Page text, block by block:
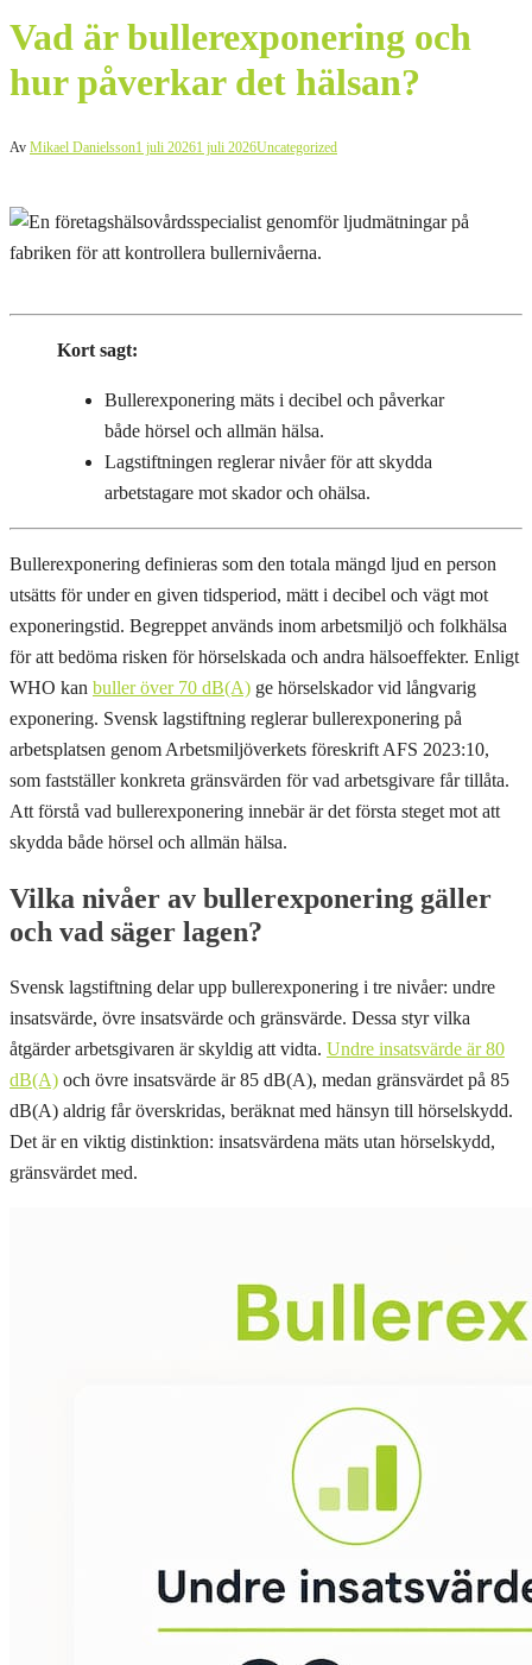
Vad är bullerexponering och
hur påverkar det hälsan?
Av Mikael Danielsson1 juli 20261 juli 2026Uncategorized
Kort sagt:
Bullerexponering mäts i decibel och påverkar
både hörsel och allmän hälsa.
Lagstiftningen reglerar nivåer för att skydda
arbetstagare mot skador och ohälsa.
Bullerexponering definieras som den totala mängd ljud en person
utsätts för under en given tidsperiod, mätt i decibel och vägt mot
exponeringstid. Begreppet används inom arbetsmiljö och folkhälsa
för att bedöma risken för hörselskada och andra hälsoeffekter. Enligt
WHO kan buller över 70 dB(A) ge hörselskador vid långvarig
exponering. Svensk lagstiftning reglerar bullerexponering på
arbetsplatsen genom Arbetsmiljöverkets föreskrift AFS 2023:10,
som fastställer konkreta gränsvärden för vad arbetsgivare får tillåta.
Att förstå vad bullerexponering innebär är det första steget mot att
skydda både hörsel och allmän hälsa.
Vilka nivåer av bullerexponering gäller
och vad säger lagen?
Svensk lagstiftning delar upp bullerexponering i tre nivåer: undre
insatsvärde, övre insatsvärde och gränsvärde. Dessa styr vilka
åtgärder arbetsgivaren är skyldig att vidta. Undre insatsvärde är 80
dB(A) och övre insatsvärde är 85 dB(A), medan gränsvärdet på 85
dB(A) aldrig får överskridas, beräknat med hänsyn till hörselskydd.
Det är en viktig distinktion: insatsvärdena mäts utan hörselskydd,
gränsvärdet med.